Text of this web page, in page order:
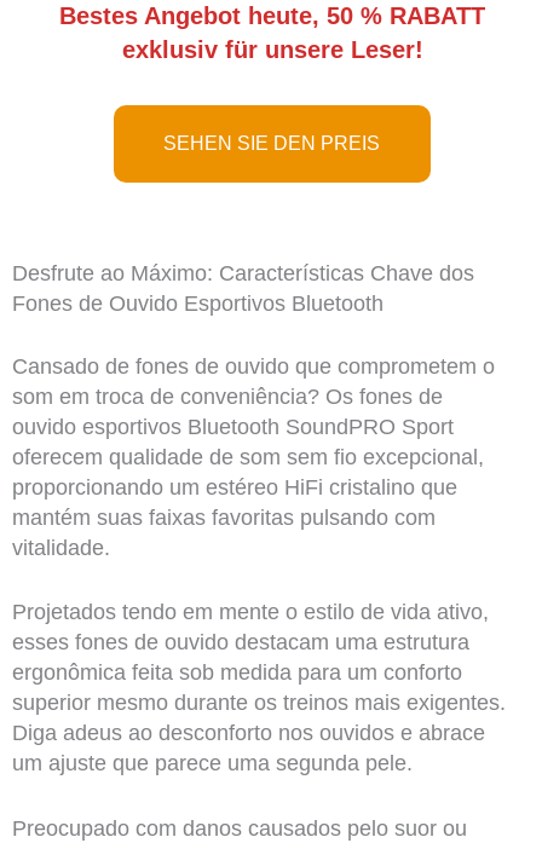
Bestes Angebot heute, 50 % RABATT
exklusiv für unsere Leser!
SEHEN SIE DEN PREIS
Desfrute ao Máximo: Características Chave dos
Fones de Ouvido Esportivos Bluetooth
Cansado de fones de ouvido que comprometem o
som em troca de conveniência? Os fones de
ouvido esportivos Bluetooth SoundPRO Sport
oferecem qualidade de som sem fio excepcional,
proporcionando um estéreo HiFi cristalino que
mantém suas faixas favoritas pulsando com
vitalidade.
Projetados tendo em mente o estilo de vida ativo,
esses fones de ouvido destacam uma estrutura
ergonômica feita sob medida para um conforto
superior mesmo durante os treinos mais exigentes.
Diga adeus ao desconforto nos ouvidos e abrace
um ajuste que parece uma segunda pele.
Preocupado com danos causados pelo suor ou